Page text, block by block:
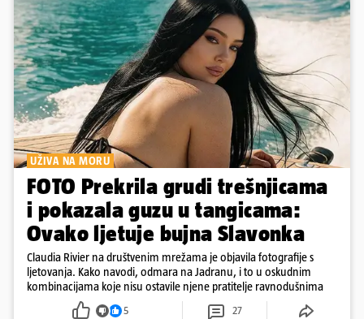
UŽIVA NA MORU
FOTO Prekrila grudi trešnjicama
i pokazala guzu u tangicama:
Ovako ljetuje bujna Slavonka
Claudia Rivier na društvenim mrežama je objavila fotografije s
ljetovanja. Kako navodi, odmara na Jadranu, i to u oskudnim
kombinacijama koje nisu ostavile njene pratitelje ravnodušnima
5 27